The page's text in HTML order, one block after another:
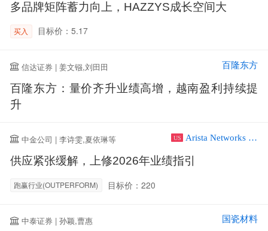
多品牌矩阵蓄力向上，HAZZYS成长空间大
买入 目标价：5.17
信达证券 | 姜文镪,刘田田 百隆东方
百隆东方：量价齐升业绩高增，越南盈利持续提
升
中金公司 | 李诗雯,夏依琳等 US Arista Networks Inc
供应紧张缓解，上修2026年业绩指引
跑赢行业(OUTPERFORM) 目标价：220
中泰证券 | 孙颖,曹惠 国瓷材料